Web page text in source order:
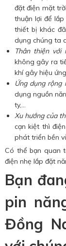
đặt điện mặt
thuận lợi để
thiết bị khác
dụng chúng ta
Thân thiện với
không gây ra
khí gây hiệu
Ứng dụng rộng
dụng nguồn
ty,…
Xu hướng của
cạn kiệt thì
phát triển bền
Có thể bạn quan
điện nhẹ lắp đặt
Bạn
pin
Đồng